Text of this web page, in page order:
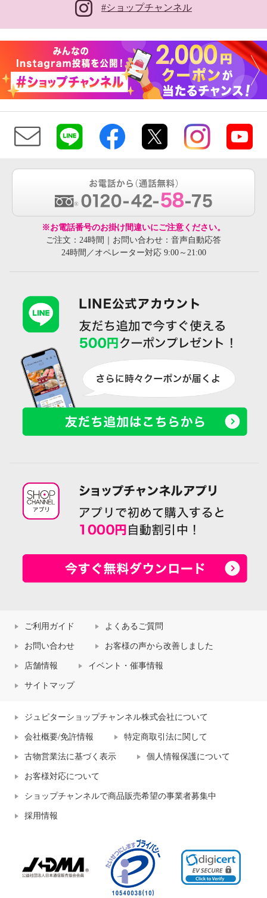
#ショップチャンネル
※お電話番号のお掛け間違いにご注意ください。
ご注文：24時間｜お問い合わせ：音声自動応答
24時間／オペレーター対応 9:00～21:00
ご利用ガイド よくあるご質問
お問い合わせ お客様の声から改善しました
店舗情報 イベント・催事情報
サイトマップ
ジュピターショップチャンネル株式会社について
会社概要/免許情報 特定商取引法に関して
古物営業法に基づく表示 個人情報保護について
お客様対応について
ショップチャンネルで商品販売希望の事業者募集中
採用情報